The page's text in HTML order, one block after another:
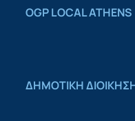
OGP LOCAL ATHENS
ΔΗΜΟΤΙΚΗ